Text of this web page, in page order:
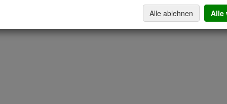
Alle ablehnen
Alle